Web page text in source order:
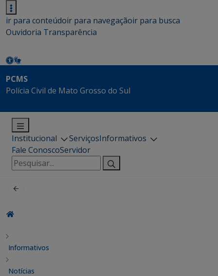
ir para conteúdoir para navegaçãoir para busca
Ouvidoria Transparência
PCMS
Polícia Civil de Mato Grosso do Sul
Institucional ServiçosInformativos
Fale ConoscoServidor
Pesquisar
por:
Informativos
Notícias